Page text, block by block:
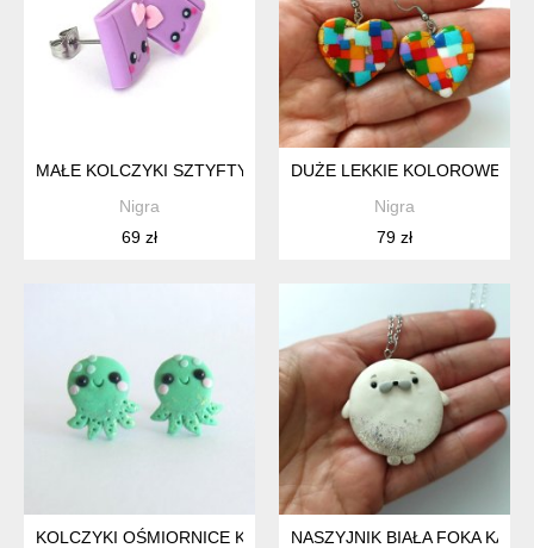
MAŁE KOLCZYKI SZTYFTY KAWAII KSIĄŻECZKI FIOLETOWE
Nigra
69 zł
DUŻE LEKKIE KOLOROWE
Nigra
79 zł
KOLCZYKI OŚMIORNICE KAWAII TURKUSOWE NA SZTYFTACH
NASZYJNIK BIAŁA FOKA